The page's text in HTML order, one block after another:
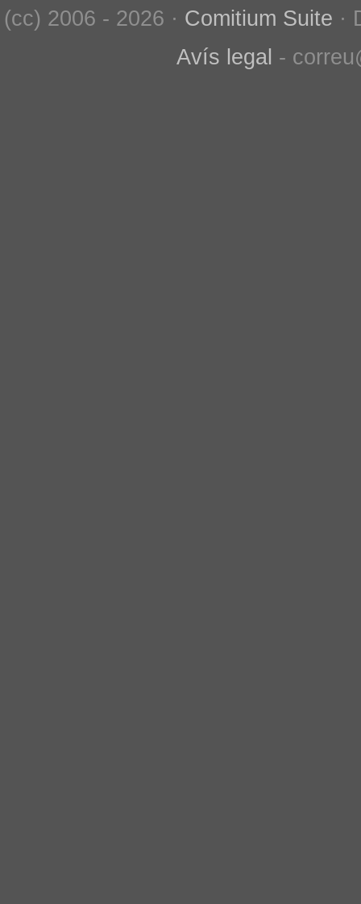
(cc) 2006 - 2026 · Comitium Suite ·
Avís legal -